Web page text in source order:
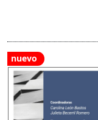
nuevo